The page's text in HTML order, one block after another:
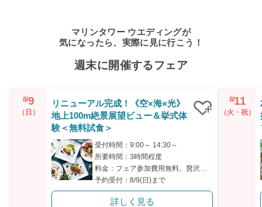
マリンタワー ウエディングが
気になったら、実際に見に行こう！
週末に開催するフェア
8/9
（日）
リニューアル完成！《空×海×光》
地上100m絶景展望ビュー＆挙式体
験＜無料試食＞
受付時間：9:00～ 14:30～
所要時間：3時間程度
料金：フェア参加費用無料。贅沢ハーフコース無料試食付き。
予約受付：8/9(日)まで
詳しく見る
8/11
（火・祝）